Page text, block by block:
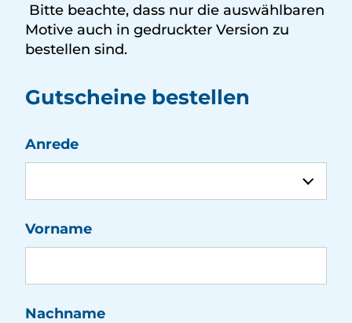
Bitte beachte, dass nur die auswählbaren
Motive auch in gedruckter Version zu
bestellen sind.
Gutscheine bestellen
Infos
Anrede
Vorname
Nachname